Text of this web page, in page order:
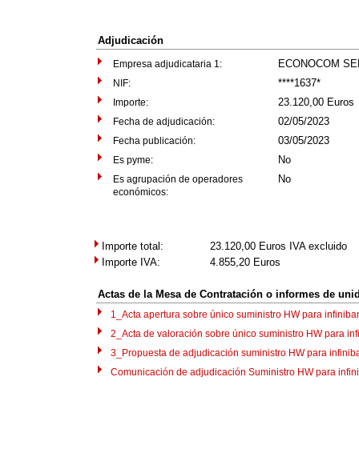
Adjudicación
Empresa adjudicataria 1: ECONOCOM
NIF: ****1637*
Importe: 23.120,00 Euros
Fecha de adjudicación: 02/05/2023
Fecha publicación: 03/05/2023
Es pyme: No
Es agrupación de operadores
económicos:
No
Importe total: 23.120,00 Euros IVA excluido
Importe IVA:
4.855,20 Euros
Actas de la Mesa de Contratación o informes de
1_Acta apertura sobre único suministro HW para
2_Acta de valoración sobre único suministro HW para
3_Propuesta de adjudicación suministro HW para
Comunicación de adjudicación Suministro HW para